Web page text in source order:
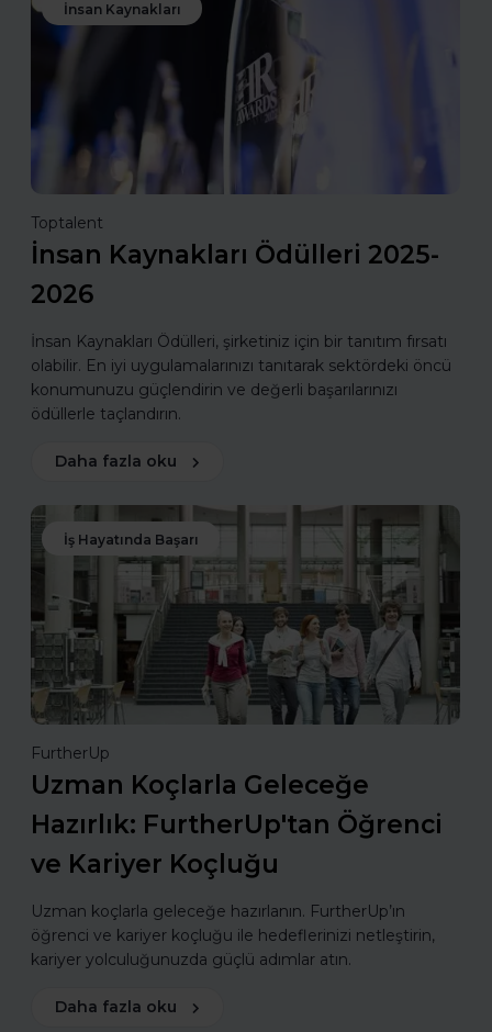
İnsan Kaynakları
Toptalent
İnsan Kaynakları Ödülleri 2025-
2026
İnsan Kaynakları Ödülleri, şirketiniz için bir tanıtım fırsatı
olabilir. En iyi uygulamalarınızı tanıtarak sektördeki öncü
konumunuzu güçlendirin ve değerli başarılarınızı
ödüllerle taçlandırın.
Daha fazla oku
İş Hayatında Başarı
FurtherUp
Uzman Koçlarla Geleceğe
Hazırlık: FurtherUp'tan Öğrenci
ve Kariyer Koçluğu
Uzman koçlarla geleceğe hazırlanın. FurtherUp’ın
öğrenci ve kariyer koçluğu ile hedeflerinizi netleştirin,
kariyer yolculuğunuzda güçlü adımlar atın.
Daha fazla oku